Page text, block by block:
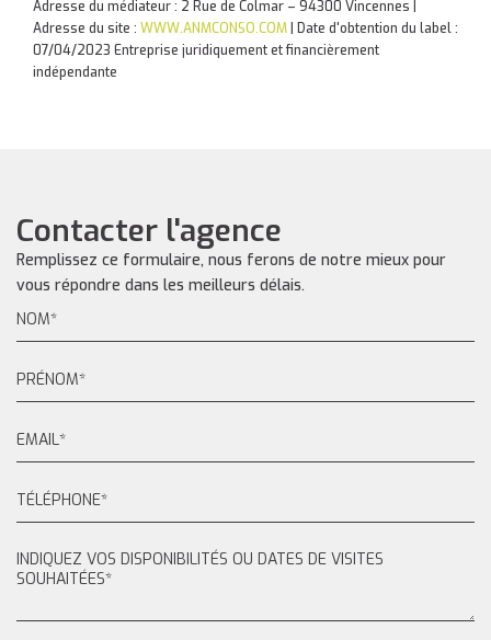
Adresse du médiateur : 2 Rue de Colmar – 94300 Vincennes |
Adresse du site : WWW.ANMCONSO.COM | Date d'obtention du label :
07/04/2023 Entreprise juridiquement et financièrement
indépendante
Contacter l'agence
Remplissez ce formulaire, nous ferons de notre mieux pour
vous répondre dans les meilleurs délais.